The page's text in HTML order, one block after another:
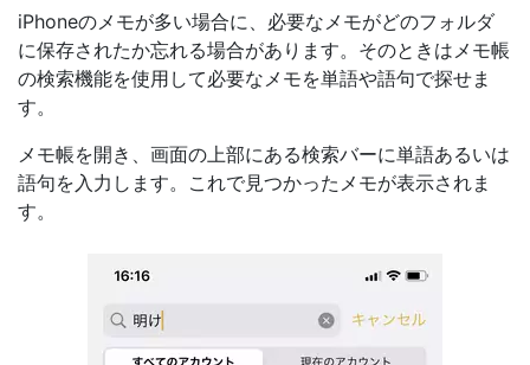
iPhoneのメモが多い場合に、必要なメモがどのフォルダ
に保存されたか忘れる場合があります。そのときはメモ帳
の検索機能を使用して必要なメモを単語や語句で探せま
す。
メモ帳を開き、画面の上部にある検索バーに単語あるいは
語句を入力します。これで見つかったメモが表示されま
す。